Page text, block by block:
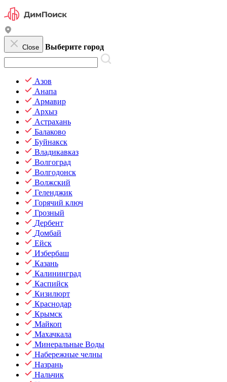
Close Выберите город
Азов
Анапа
Армавир
Архыз
Астрахань
Балаково
Буйнакск
Владикавказ
Волгоград
Волгодонск
Волжский
Геленджик
Горячий ключ
Грозный
Дербент
Домбай
Ейск
Избербаш
Казань
Калининград
Каспийск
Кизилюрт
Краснодар
Крымск
Майкоп
Махачкала
Минеральные Воды
Набережные челны
Назрань
Нальчик